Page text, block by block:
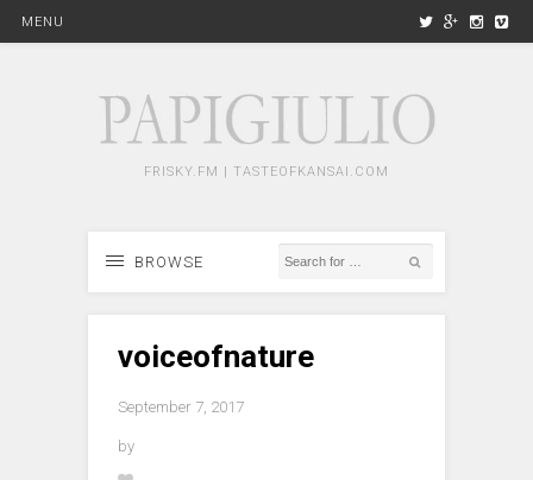
MENU
FRISKY.FM | TASTEOFKANSAI.COM
BROWSE
voiceofnature
September 7, 2017
by